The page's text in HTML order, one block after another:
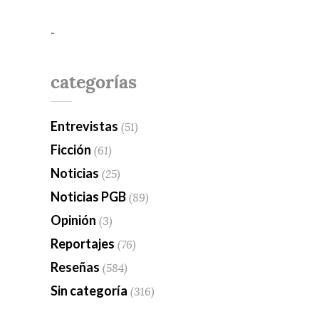
-
categorías
Entrevistas (51)
Ficción (61)
Noticias (25)
Noticias PGB (89)
Opinión (3)
Reportajes (76)
Reseñas (584)
Sin categoría (316)